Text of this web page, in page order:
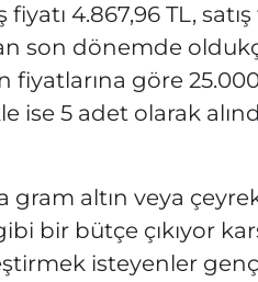
fiyatı 4.867,96 TL,
son dönemde
fiyatlarına göre
5 adet olarak
gram altın veya
bir bütçe çıkıyor
isteyenler